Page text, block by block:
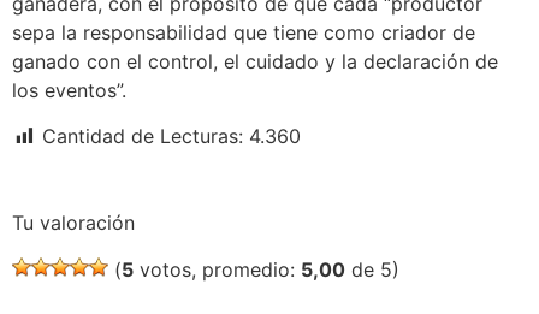
sepa la responsabilidad que tiene como criador de
ganado con el control, el cuidado y la declaración de
los eventos”.
Cantidad de Lecturas: 4.360
Tu valoración
(5 votos, promedio: 5,00 de 5)